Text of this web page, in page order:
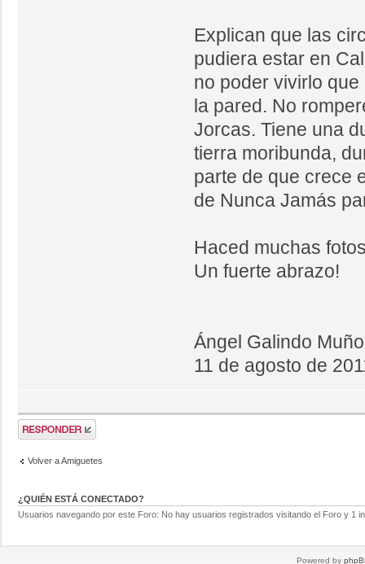
Explican que las
pudiera estar en
no poder vivirlo
la pared. No
Jorcas. Tiene una
tierra moribunda,
parte de que crece
de Nunca Jamás
Haced muchas
Un fuerte abrazo!
Ángel Galindo
11 de agosto de
Volver a Amiguetes
¿QUIÉN ESTÁ CONECTADO?
Usuarios navegando por este Foro: No hay usuarios registrados visitando el Foro y 1
Powered by